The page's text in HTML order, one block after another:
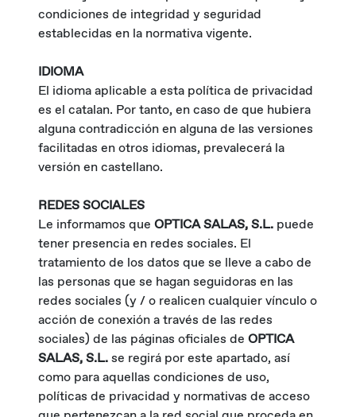
condiciones de integridad y seguridad
establecidas en la normativa vigente.
IDIOMA
El idioma aplicable a esta política de privacidad
es el catalan. Por tanto, en caso de que hubiera
alguna contradicción en alguna de las versiones
facilitadas en otros idiomas, prevalecerá la
versión en castellano.
REDES SOCIALES
Le informamos que OPTICA SALAS, S.L. puede
tener presencia en redes sociales. El
tratamiento de los datos que se lleve a cabo de
las personas que se hagan seguidoras en las
redes sociales (y / o realicen cualquier vínculo o
acción de conexión a través de las redes
sociales) de las páginas oficiales de OPTICA
SALAS, S.L.se regirá por este apartado, así
como para aquellas condiciones de uso,
políticas de privacidad y normativas de acceso